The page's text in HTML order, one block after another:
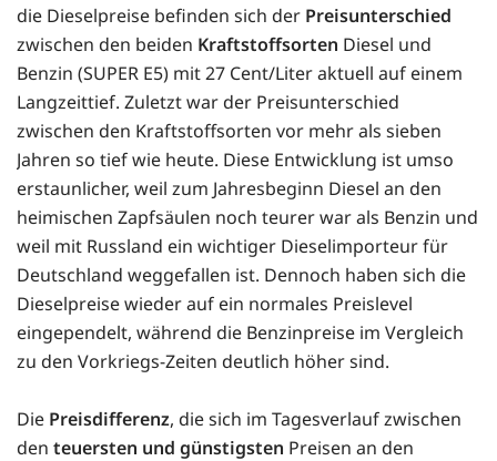
die Dieselpreise befinden sich der Preisunterschied
zwischen den beiden Kraftstoffsorten Diesel und
Benzin (SUPER E5) mit 27 Cent/Liter aktuell auf einem
Langzeittief. Zuletzt war der Preisunterschied
zwischen den Kraftstoffsorten vor mehr als sieben
Jahren so tief wie heute. Diese Entwicklung ist umso
erstaunlicher, weil zum Jahresbeginn Diesel an den
heimischen Zapfsäulen noch teurer war als Benzin und
weil mit Russland ein wichtiger Dieselimporteur für
Deutschland weggefallen ist. Dennoch haben sich die
Dieselpreise wieder auf ein normales Preislevel
eingependelt, während die Benzinpreise im Vergleich
zu den Vorkriegs-Zeiten deutlich höher sind.
Die Preisdifferenz, die sich im Tagesverlauf zwischen
den teuersten und günstigsten Preisen an den